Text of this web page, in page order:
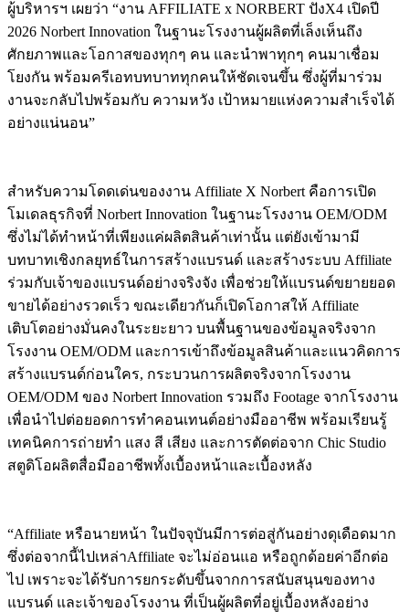
ผู้บริหารฯ เผยว่า “งาน AFFILIATE x NORBERT ปังX4 เปิดปี
2026 Norbert Innovation ในฐานะโรงงานผู้ผลิตที่เล็งเห็นถึง
ศักยภาพและโอกาสของทุกๆ คน และนำพาทุกๆ คนมาเชื่อม
โยงกัน พร้อมครีเอทบทบาททุกคนให้ชัดเจนขึ้น ซึ่งผู้ที่มาร่วม
งานจะกลับไปพร้อมกับ ความหวัง เป้าหมายแห่งความสำเร็จได้
อย่างแน่นอน”
สำหรับความโดดเด่นของงาน Affiliate X Norbert คือการเปิด
โมเดลธุรกิจที่ Norbert Innovation ในฐานะโรงงาน OEM/ODM
ซึ่งไม่ได้ทำหน้าที่เพียงแค่ผลิตสินค้าเท่านั้น แต่ยังเข้ามามี
บทบาทเชิงกลยุทธ์ในการสร้างแบรนด์ และสร้างระบบ Affiliate
ร่วมกับเจ้าของแบรนด์อย่างจริงจัง เพื่อช่วยให้แบรนด์ขยายยอด
ขายได้อย่างรวดเร็ว ขณะเดียวกันก็เปิดโอกาสให้ Affiliate
เติบโตอย่างมั่นคงในระยะยาว บนพื้นฐานของข้อมูลจริงจาก
โรงงาน OEM/ODM และการเข้าถึงข้อมูลสินค้าและแนวคิดการ
สร้างแบรนด์ก่อนใคร, กระบวนการผลิตจริงจากโรงงาน
OEM/ODM ของ Norbert Innovation รวมถึง Footage จากโรงงาน
เพื่อนำไปต่อยอดการทำคอนเทนต์อย่างมืออาชีพ พร้อมเรียนรู้
เทคนิคการถ่ายทำ แสง สี เสียง และการตัดต่อจาก Chic Studio
สตูดิโอผลิตสื่อมืออาชีพทั้งเบื้องหน้าและเบื้องหลัง
“Affiliate หรือนายหน้า ในปัจจุบันมีการต่อสู่กันอย่างดุเดือดมาก
ซึ่งต่อจากนี้ไปเหล่าAffiliate จะไม่อ่อนแอ หรือถูกด้อยค่าอีกต่อ
ไป เพราะจะได้รับการยกระดับขึ้นจากการสนับสนุนของทาง
แบรนด์ และเจ้าของโรงงาน ที่เป็นผู้ผลิตที่อยู่เบื้องหลังอย่าง